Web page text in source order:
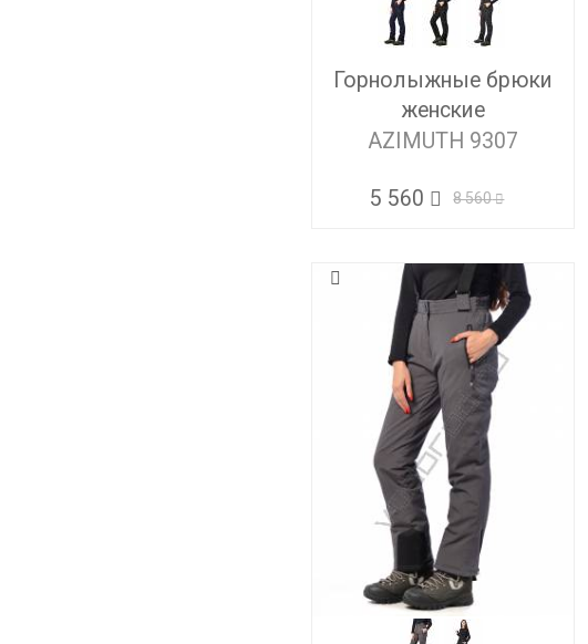
Горнолыжные брюки
женские
AZIMUTH 9307
5 560 8 560